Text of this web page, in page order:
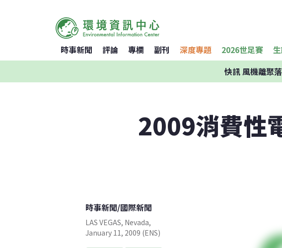
時事新聞 評論 專欄 副刊 深度專題 2026世足賽
快訊風機離聚
2009消費性
時事新聞/國際新聞
LAS VEGAS, Nevada,
January 11, 2009 (ENS)